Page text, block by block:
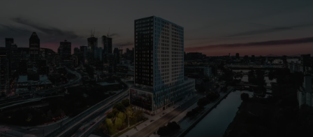
MODE DE RÉALISATION
Conception-construction-
financement-exploitation
EMPLACEMENT
Montréal, QC, CA